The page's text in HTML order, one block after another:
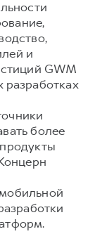
и
GWM
разработках
более